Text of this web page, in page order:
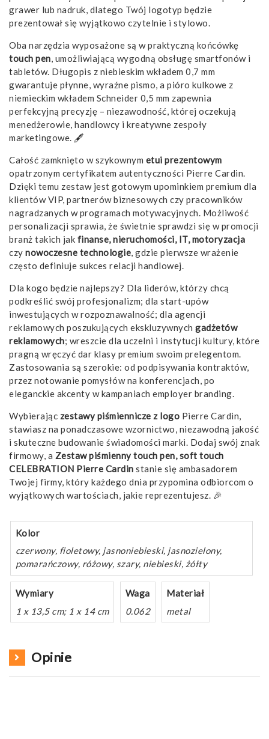
grawer lub nadruk, dlatego Twój logotyp będzie
prezentował się wyjątkowo czytelnie i stylowo.
Oba narzędzia wyposażone są w praktyczną końcówkę
touch pen, umożliwiającą wygodną obsługę smartfonów i
tabletów. Długopis z niebieskim wkładem 0,7 mm
gwarantuje płynne, wyraźne pismo, a pióro kulkowe z
niemieckim wkładem Schneider 0,5 mm zapewnia
perfekcyjną precyzję – niezawodność, której oczekują
menedżerowie, handlowcy i kreatywne zespoły
marketingowe. 🖋️
Całość zamknięto w szykownym etui prezentowym
opatrzonym certyfikatem autentyczności Pierre Cardin.
Dzięki temu zestaw jest gotowym upominkiem premium dla
klientów VIP, partnerów biznesowych czy pracowników
nagradzanych w programach motywacyjnych. Możliwość
personalizacji sprawia, że świetnie sprawdzi się w promocji
branż takich jak finanse, nieruchomości, IT, motoryzacja
czy nowoczesne technologie, gdzie pierwsze wrażenie
często definiuje sukces relacji handlowej.
Dla kogo będzie najlepszy? Dla liderów, którzy chcą
podkreślić swój profesjonalizm; dla start-upów
inwestujących w rozpoznawalność; dla agencji
reklamowych poszukujących ekskluzywnych gadżetów
reklamowych; wreszcie dla uczelni i instytucji kultury, które
pragną wręczyć dar klasy premium swoim prelegentom.
Zastosowania są szerokie: od podpisywania kontraktów,
przez notowanie pomysłów na konferencjach, po
eleganckie akcenty w kampaniach employer branding.
Wybierając zestawy piśmiennicze z logo Pierre Cardin,
stawiasz na ponadczasowe wzornictwo, niezawodną jakość
i skuteczne budowanie świadomości marki. Dodaj swój znak
firmowy, a Zestaw piśmienny touch pen, soft touch
CELEBRATION Pierre Cardin stanie się ambasadorem
Twojej firmy, który każdego dnia przypomina odbiorcom o
wyjątkowych wartościach, jakie reprezentujesz. 🎉
Kolor
czerwony, fioletowy, jasnoniebieski, jasnozielony,
pomarańczowy, różowy, szary, niebieski, żółty
Wymiary
1 x 13,5 cm; 1 x 14 cm
Waga
0.062
Materiał
metal
Opinie